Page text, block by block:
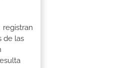
registran
de las